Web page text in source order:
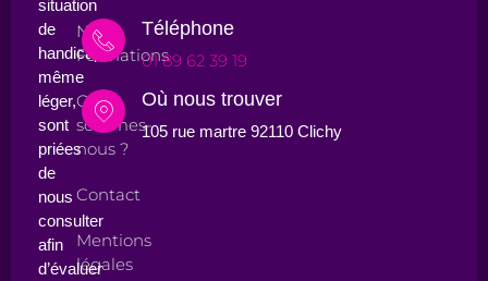
situation
de
handicap,
même
léger,
sont
priées
de
nous
consulter
afin
d’évaluer
Nos
Formations
Qui
sommes-
nous ?
Contact
Mentions
légales
Téléphone
01 89 62 39 19
Où nous trouver
105 rue martre 92110 Clichy